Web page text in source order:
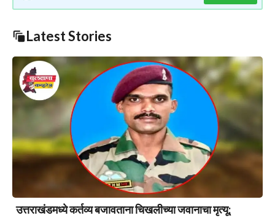
Latest Stories
उत्तराखंडमध्ये कर्तव्य बजावताना चिखलीच्या जवानाचा मृत्यू;